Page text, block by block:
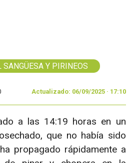
Y PIRINEOS
Actualizado: 06/09/2025 · 17:10
a las 14:19 horas en un
que no había sido
propagado rápidamente a